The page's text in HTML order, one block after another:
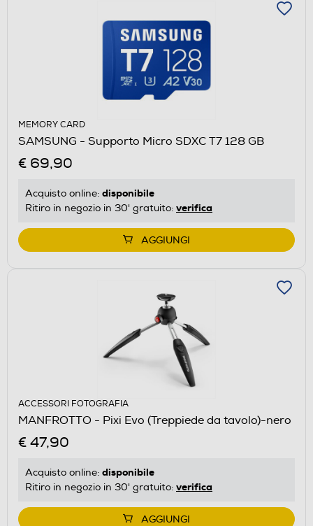
MEMORY CARD
SAMSUNG - Supporto Micro SDXC T7 128 GB
€ 69,90
Acquisto online: disponibile
Ritiro in negozio in 30' gratuito: verifica
AGGIUNGI
ACCESSORI FOTOGRAFIA
MANFROTTO - Pixi Evo (Treppiede da tavolo)-nero
€ 47,90
Acquisto online: disponibile
Ritiro in negozio in 30' gratuito: verifica
AGGIUNGI